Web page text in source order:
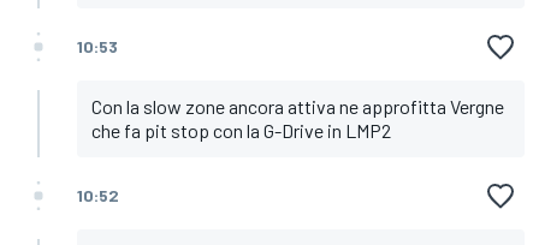
10:53
Con la slow zone ancora attiva ne approfitta Vergne
che fa pit stop con la G-Drive in LMP2
10:52